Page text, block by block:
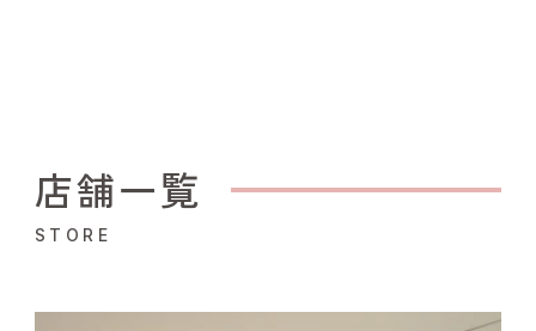
店舗一覧
STORE